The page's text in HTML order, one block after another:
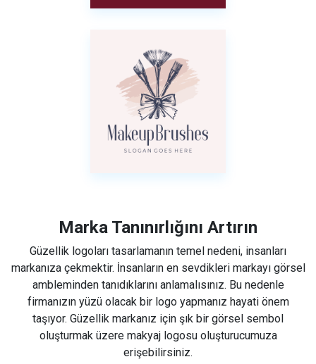
Marka Tanınırlığını Artırın
Güzellik logoları tasarlamanın temel nedeni, insanları
markanıza çekmektir. İnsanların en sevdikleri markayı görsel
ambleminden tanıdıklarını anlamalısınız. Bu nedenle
firmanızın yüzü olacak bir logo yapmanız hayati önem
taşıyor. Güzellik markanız için şık bir görsel sembol
oluşturmak üzere makyaj logosu oluşturucumuza
erişebilirsiniz.